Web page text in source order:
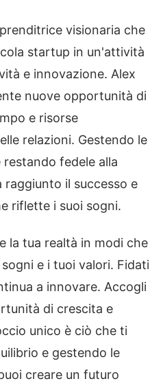
visionaria che
startup in un'attività
e innovazione. Alex
nuove opportunità di
e risorse
relazioni. Gestendo le
fedele alla
raggiunto il successo e
riflette i suoi sogni.
la tua realtà in modi che
e i tuoi valori. Fidati
a innovare. Accogli
di crescita e
unico è ciò che ti
e gestendo le
creare un futuro